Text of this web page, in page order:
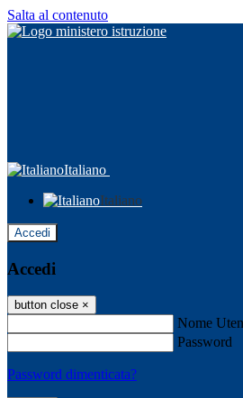
Salta al contenuto
Italiano
Italiano
Accedi
Accedi
button close ×
Nome
Password
Password dimenticata?